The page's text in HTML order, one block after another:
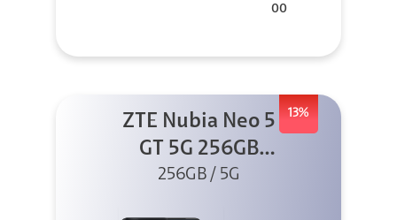
00
13%
ZTE Nubia Neo 5
GT 5G 256GB
Negro + GPAD +
256GB / 5G